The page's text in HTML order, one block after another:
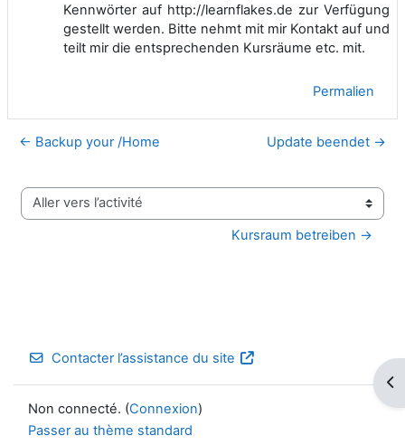
Kennwörter auf http://learnflakes.de zur Verfügung
gestellt werden. Bitte nehmt mit mir Kontakt auf und
teilt mir die entsprechenden Kursräume etc. mit.
Permalien
← Backup your /Home Update beendet →
Aller vers l’activité
Kursraum betreiben →
Contacter l’assistance du site
Non connecté. (Connexion)
Passer au thème standard